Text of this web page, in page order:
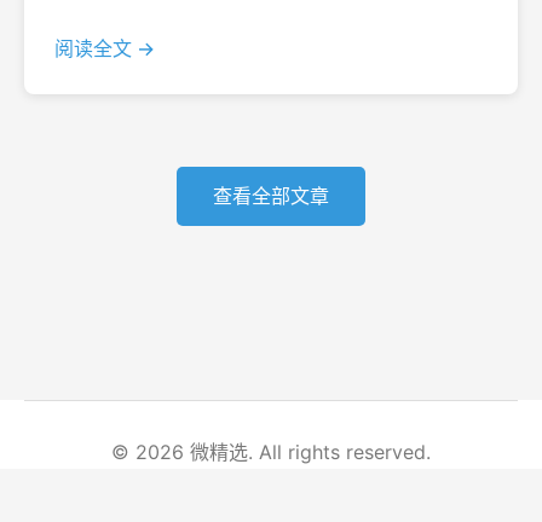
阅读全文 →
查看全部文章
© 2026 微精选. All rights reserved.